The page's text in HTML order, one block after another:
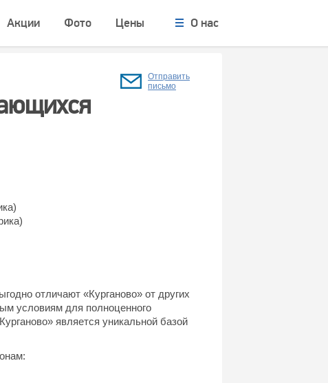
Акции Фото Цены О нас
Отправить
письмо
отличают «Курганово» от других
условиям для полноценного
является уникальной базой